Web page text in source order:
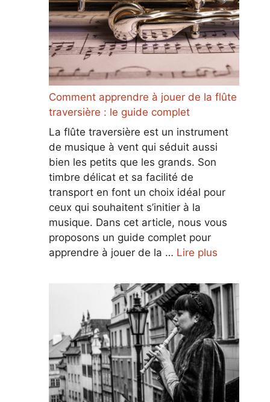
Comment apprendre à jouer de la flûte
traversière : le guide complet
La flûte traversière est un instrument
de musique à vent qui séduit aussi
bien les petits que les grands. Son
timbre délicat et sa facilité de
transport en font un choix idéal pour
ceux qui souhaitent s’initier à la
musique. Dans cet article, nous vous
proposons un guide complet pour
apprendre à jouer de la … Lire plus